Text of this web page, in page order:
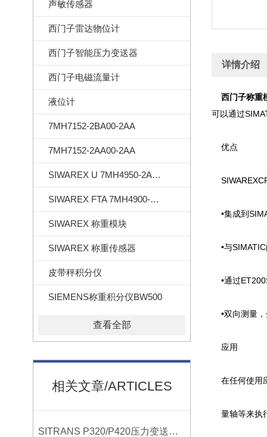
声敏传感器
西门子雷达物位计
西门子智能压力变送器
西门子电磁流量计
液位计
7MH7152-2BA00-2AA
7MH7152-2AA00-2AA
SIWAREX U 7MH4950-2AA01
SIWAREX FTA 7MH4900-2AA01
SIWAREX 称重模块
SIWAREX 称重传感器
皮带秤积分仪
SIEMENS称重积分仪BW500
查看全部
相关文章/ARTICLES
SITRANS P320/P420压力变送器概述
详情介绍
西门子称重
可以通过
优点
•集成到
•与SIMATIC
•通过
•双向测量，
应用
在任何使用
量轴等来执